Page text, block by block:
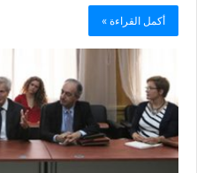
أكمل القراءة »